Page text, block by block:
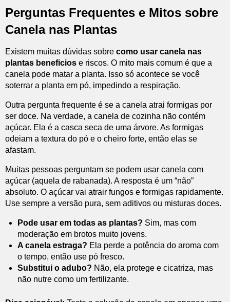
Perguntas Frequentes e Mitos sobre
Canela nas Plantas
Existem muitas dúvidas sobre como usar canela nas
plantas beneficios e riscos. O mito mais comum é que a
canela pode matar a planta. Isso só acontece se você
soterrar a planta em pó, impedindo a respiração.
Outra pergunta frequente é se a canela atrai formigas por
ser doce. Na verdade, a canela de cozinha não contém
açúcar. Ela é a casca seca de uma árvore. As formigas
odeiam a textura do pó e o cheiro forte, então elas se
afastam.
Muitas pessoas perguntam se podem usar canela com
açúcar (aquela de rabanada). A resposta é um “não”
absoluto. O açúcar vai atrair fungos e formigas rapidamente.
Use sempre a versão pura, sem aditivos ou misturas doces.
Pode usar em todas as plantas? Sim, mas com
moderação em brotos muito jovens.
A canela estraga? Ela perde a potência do aroma com
o tempo, então use pó fresco.
Substitui o adubo? Não, ela protege e cicatriza, mas
não nutre como um fertilizante.